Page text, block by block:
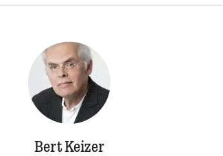
Bert Keizer